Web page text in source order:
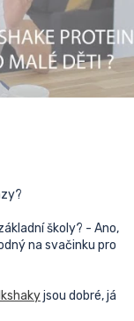
školy? - Ano,
na svačinku pro
jsou dobré, já